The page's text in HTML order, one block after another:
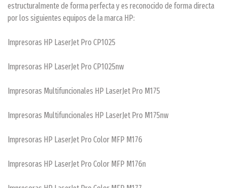
estructuralmente de forma perfecta y es reconocido de forma directa
por los siguientes equipos de la marca HP:
Impresoras HP LaserJet Pro CP1025
Impresoras HP LaserJet Pro CP1025nw
Impresoras Multifuncionales HP LaserJet Pro M175
Impresoras Multifuncionales HP LaserJet Pro M175nw
Impresoras HP LaserJet Pro Color MFP M176
Impresoras HP LaserJet Pro Color MFP M176n